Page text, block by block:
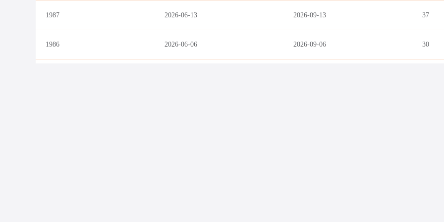
1987 2026-06-13 2026-09-13 37
1986 2026-06-06 2026-09-06 30